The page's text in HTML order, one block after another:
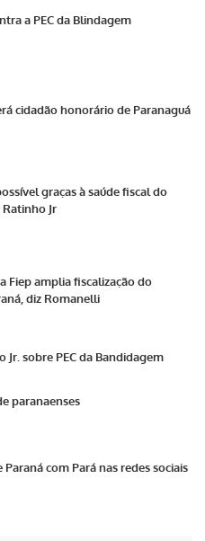
a PEC da Blindagem
cidadão honorário de Paranaguá
graças à saúde fiscal do
Ratinho Jr
Fiep amplia fiscalização do
diz Romanelli
Jr. sobre PEC da Bandidagem
paranaenses
com Pará nas redes sociais